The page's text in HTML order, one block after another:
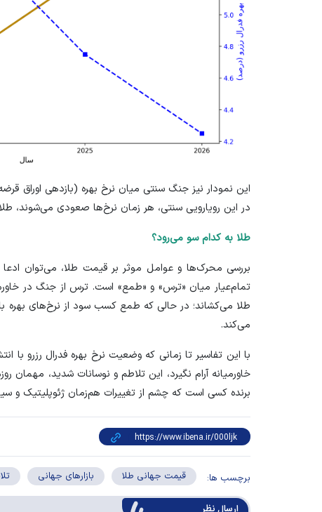
این نمودار نیز جنگ سنتی میان نرخ بهره (بازدهی اوراق
در این رویارویی سنتی، هر زمان نرخ‌ها صعودی می‌شوند،
طلا به کدام سو می‌رود؟
بررسی محرک‌ها و عوامل موثر بر قیمت طلا، می‌توان
تمام‌عیار میان «ترس» و «طمع» است. ترس از جنگ در
طلا می‌کشاند؛ در حالی که طمع کسب سود از نرخ‌های بهره
می‌کند.
با این تفاسیر تا زمانی که وضعیت نرخ بهره فدرال رزرو
خاورمیانه آرام نگیرد، این تلاطم و نوسانات شدید، مهمان
برنده کسی است که چشم از تغییرات هم‌زمان ژئوپلیتیک و
برچسب ها: قیمت جهانی طلا بازارهای جهانی